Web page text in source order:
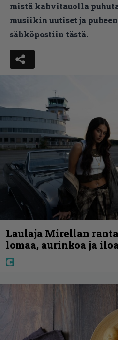
mistä kahvitauolla
musiikin uutiset ja
sähköpostiin tästä.
Laulaja Mirellan
lomaa, aurinkoa ja